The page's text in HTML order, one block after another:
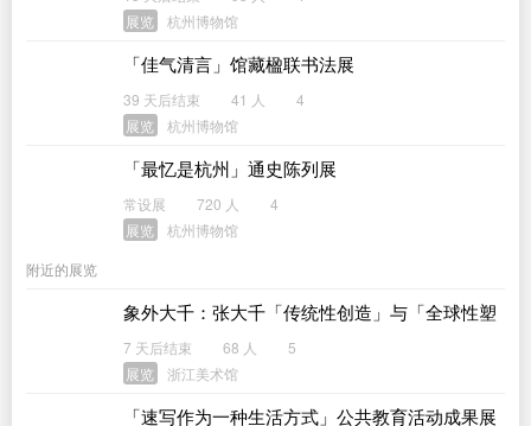
展览
杭州博物馆
「佳气清言」馆藏楹联书法展
39 天后结束 41 人
4
展览
杭州博物馆
「最忆是杭州」通史陈列展
常设展 720 人
4
展览
杭州博物馆
附近的展览
象外大千：张大千「传统性创造」与「全球性塑
造」研究展
7 天后结束 68 人
5
展览
浙江美术馆
「速写作为一种生活方式」公共教育活动成果展